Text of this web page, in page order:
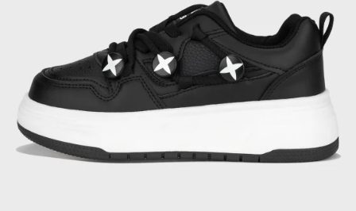
і світшоти
костюми